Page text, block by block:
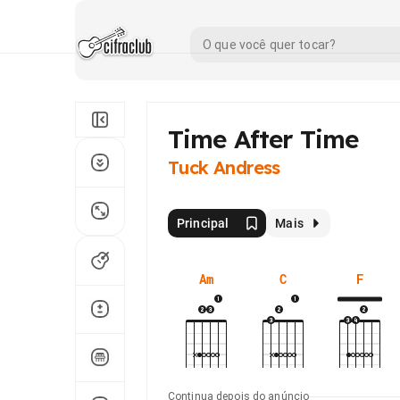
Time After Time
Tuck Andress
Principal Mais
Am C F
Continua depois do anúncio